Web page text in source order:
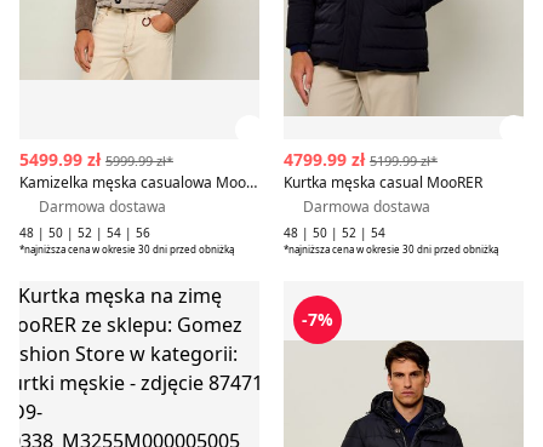
5499.99 zł 5999.99 zł*
Kamizelka męska casualowa MooRER
Darmowa dostawa
48 | 50 | 52 | 54 | 56
*najniższa cena w okresie 30 dni przed obniżką
4799.99 zł 5199.99 zł*
Kurtka męska casual MooRER
Darmowa dostawa
48 | 50 | 52 | 54
*najniższa cena w okresie 30 dni przed obniżką
męska na zimę MooRER Kurtka męska casual
-7%